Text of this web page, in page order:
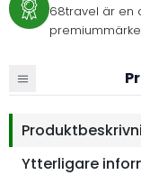
68travel är en
Ytterligare